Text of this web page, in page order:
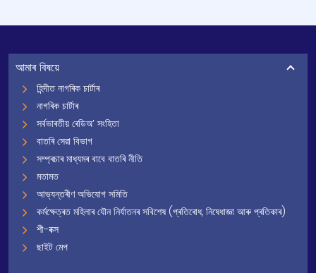
আমাৰ বিষয়ে
হিন্দীত নাগৰিক চাৰ্টাৰ
নাগৰিক চাৰ্টাৰ
সৰ্বভাৰতীয় ৰেডিঅ’ সংহিতা
বাতৰি সেৱা বিভাগ
সম্প্ৰচাৰ মাধ্যমৰ বাবে বাতৰি নীতি
মতামত
আভ্যন্তৰীণ অভিযোগ সমিতি
কৰ্মক্ষেত্ৰত মহিলাৰ যৌন নিৰ্যাতনৰ সবিশেষ (প্ৰতিৰোধ, নিষেধাজ্ঞা আৰু প্ৰতিকাৰ)
শী-বক্স
ছাইট মেপ